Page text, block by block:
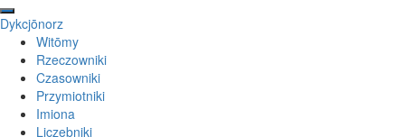
Dykcjōnorz
Witōmy
Rzeczowniki
Czasowniki
Przymiotniki
Imiona
Liczebniki